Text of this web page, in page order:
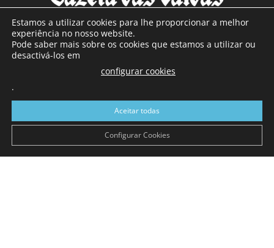
SOBRE NÓS
Com sede nas Caldas da Rainha e mais de 90 anos de
a sul de distrito de Leiria, com mais de 40.000 leitores por
toda a região Oeste. Jornal com distribuição em Portugal
Continental e assinatura online.
Estamos a utilizar cookies para lhe proporcionar a melhor
experiência no nosso website.
Pode saber mais sobre os cookies que estamos a utilizar ou
desactivá-los em
configurar cookies
.
Aceitar todas
Configurar Cookies